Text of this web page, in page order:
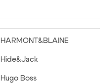
HARMONT&BLAINE
Hide&Jack
Hugo Boss